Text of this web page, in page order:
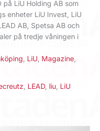
på LiU Holding AB som
enheter LiU Invest, LiU
AB, Spetsa AB och
på tredje våningen i
LiU Magazine
LEAD, liu LiU